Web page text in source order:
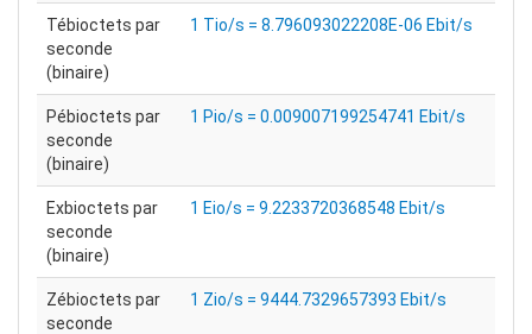
Tébioctets par
seconde
(binaire)
1 Tio/s = 8.796093022208E-06 Ebit/s
Pébioctets par
seconde
(binaire)
1 Pio/s = 0.009007199254741 Ebit/s
Exbioctets par
seconde
(binaire)
1 Eio/s = 9.2233720368548 Ebit/s
Zébioctets par
seconde
1 Zio/s = 9444.7329657393 Ebit/s